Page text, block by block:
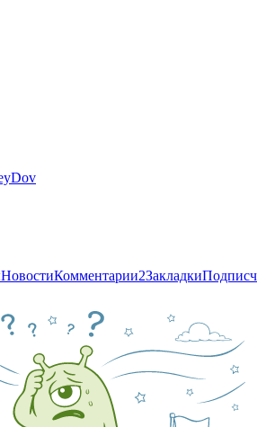
НовостиКомментарии2Закладки